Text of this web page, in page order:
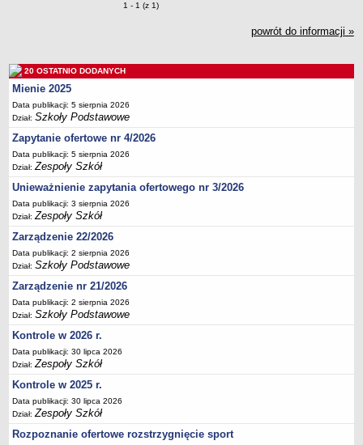
Specjalny Ośrodek nr 5
BURSA MIEJSKA
Dane podstawowe
Statut
Majątek
Godziny dyżurów
Zarządzenia
Kontrole
Rejestry, ewidencje, archiwa
Sprawozdania
Deklaracja dostępności
PORADNIE PSYCHOLOGICZNO-PEDAGOGICZNE
Zespół Poradni
BIURO FINANSÓW OŚWIATY
Dane podstawowe
Majątek
Godziny dyżurów
Zmiany o pozycjach
1 - 1 (z 1)
powrót do informacji »
20 OSTATNIO DODANYCH
Mienie 2025
Data publikacji: 5 sierpnia 2026
Dział:Szkoły Podstawowe
Zapytanie ofertowe nr 4/2026
Data publikacji: 5 sierpnia 2026
Dział:Zespoły Szkół
Unieważnienie zapytania ofertowego nr 3/2026
Data publikacji: 3 sierpnia 2026
Dział:Zespoły Szkół
Zarządzenie 22/2026
Data publikacji: 2 sierpnia 2026
Dział:Szkoły Podstawowe
Zarządzenie nr 21/2026
Data publikacji: 2 sierpnia 2026
Dział:Szkoły Podstawowe
Kontrole w 2026 r.
Data publikacji: 30 lipca 2026
Dział:Zespoły Szkół
Kontrole w 2025 r.
Data publikacji: 30 lipca 2026
Dział:Zespoły Szkół
Rozpoznanie ofertowe rozstrzygnięcie sport